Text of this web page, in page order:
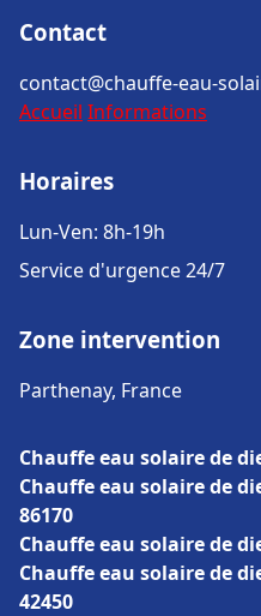
Contact
contact@chauffe-eau-
Accueil Informations
Horaires
Lun-Ven: 8h-19h
Service d'urgence 24/7
Zone intervention
Parthenay, France
Chauffe eau solaire de
Chauffe eau solaire de
86170
Chauffe eau solaire de
Chauffe eau solaire de
42450